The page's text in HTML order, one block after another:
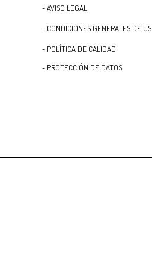
- AVISO LEGAL
- CONDICIONES GENERALES DE
- POLÍTICA DE CALIDAD
- PROTECCIÓN DE DATOS